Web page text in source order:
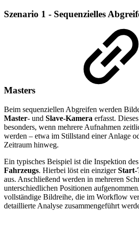
Szenario 1 - Sequenzielles
Masters
Beim sequenziellen Abgreifen werden
Master- und Slave-Kamera erfasst.
besonders, wenn mehrere Aufnahmen
werden – etwa im Stillstand einer Anlage
Zeitraum hinweg.
Ein typisches Beispiel ist die Inspektion des
Fahrzeugs. Hierbei löst ein einzigerStart-
aus. Anschließend werden in mehreren
unterschiedlichen Positionen
vollständige Bildreihe, die im Workflow
detaillierte Analyse zusammengeführt